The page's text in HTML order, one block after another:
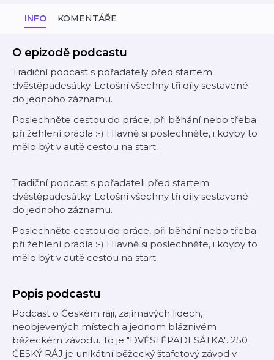
INFO KOMENTÁŘE
O epizodě podcastu
Tradiční podcast s pořadately před startem
dvěstěpadesátky. Letošní všechny tři díly sestavené
do jednoho záznamu.
Poslechněte cestou do práce, při běhání nebo třeba
při žehlení prádla :-) Hlavně si poslechněte, i kdyby to
mělo být v autě cestou na start.
Tradiční podcast s pořadateli před startem
dvěstěpadesátky. Letošní všechny tři díly sestavené
do jednoho záznamu.
Poslechněte cestou do práce, při běhání nebo třeba
při žehlení prádla :-) Hlavně si poslechněte, i kdyby to
mělo být v autě cestou na start.
Popis podcastu
Podcast o Českém ráji, zajímavých lidech,
neobjevených místech a jednom bláznivém
běžeckém závodu. To je "DVĚSTĚPADESÁTKA". 250
ČESKÝ RÁJ je unikátní běžecký štafetový závod v